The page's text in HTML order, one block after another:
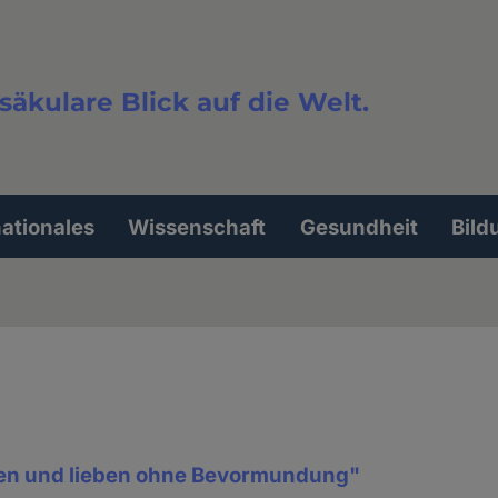
Blick auf die Welt.
Wissenschaft Gesundheit
und lieben ohne Bevormundung"